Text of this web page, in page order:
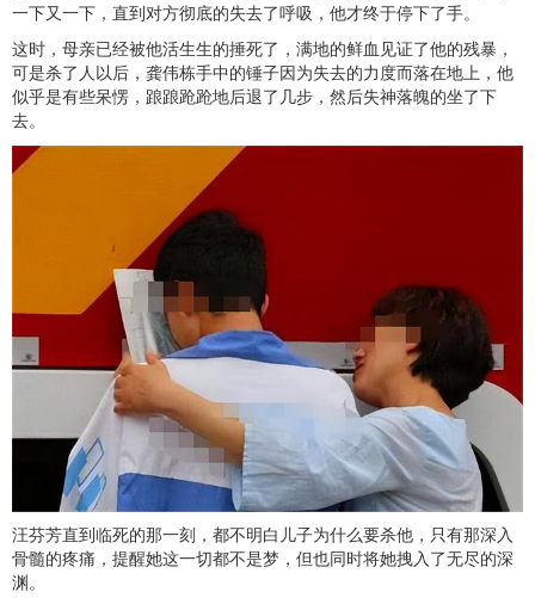
一下又一下，直到对方彻底的失去了呼吸，他才终于停下了手。
这时，母亲已经被他活生生的捶死了，满地的鲜血见证了他的残暴，
可是杀了人以后，龚伟栋手中的锤子因为失去的力度而落在地上，他
似乎是有些呆愣，踉踉跄跄地后退了几步，然后失神落魄的坐了下
去。
汪芬芳直到临死的那一刻，都不明白儿子为什么要杀他，只有那深入
骨髓的疼痛，提醒她这一切都不是梦，但也同时将她拽入了无尽的深
渊。